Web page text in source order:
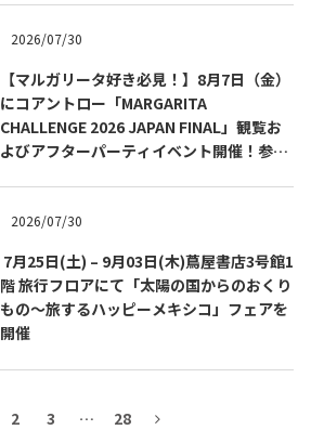
2026/07/30
【マルガリータ好き必見！】8月7日（金）
にコアントロー「MARGARITA
CHALLENGE 2026 JAPAN FINAL」観覧お
よびアフターパーティイベント開催！参加
2026/07/30
7月25日(土) – 9月03日(木)蔦屋書店3号館1
階 旅行フロアにて「太陽の国からのおくり
もの～旅するハッピーメキシコ」フェアを
開催
2 3 … 28